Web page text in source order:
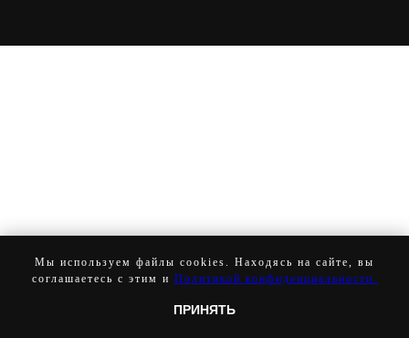
Мы используем файлы cookies. Находясь на сайте, вы
соглашаетесь с этим и Политикой конфиденциальности.
ПРИНЯТЬ